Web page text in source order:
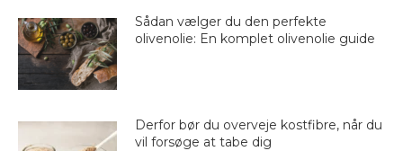
Sådan vælger du den perfekte
olivenolie: En komplet olivenolie guide
Derfor bør du overveje kostfibre, når du
vil forsøge at tabe dig